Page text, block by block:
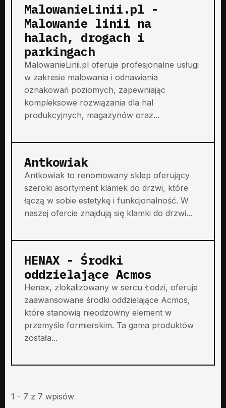
MalowanieLinii.pl -
Malowanie linii na
halach, drogach i
parkingach
MalowanieLinii.pl oferuje profesjonalne usługi
w zakresie malowania i odnawiania
oznakowań poziomych, zapewniając
kompleksowe rozwiązania dla hal
produkcyjnych, magazynów oraz...
Antkowiak
Antkowiak to renomowany sklep oferujący
szeroki asortyment klamek do drzwi, które
łączą w sobie estetykę i funkcjonalność. W
naszej ofercie znajdują się klamki do drzwi...
HENAX - Środki
oddzielające Acmos
Henax, zlokalizowany w sercu Łodzi, oferuje
zaawansowane środki oddzielające Acmos,
które stanowią nieodzowny element w
przemyśle formierskim. Ta gama produktów
została...
1 - 7 z 7 wpisów